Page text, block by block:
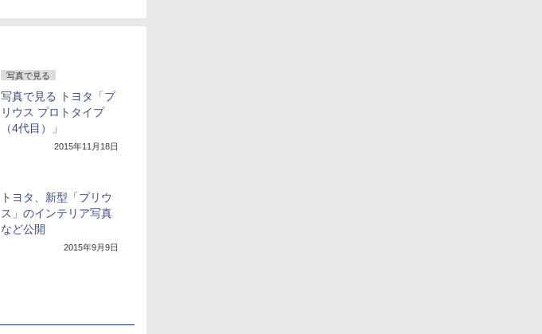
写真で見る
写真で見る トヨタ「プ
リウス プロトタイプ
（4代目）」
2015年11月18日
トヨタ、新型「プリウ
ス」のインテリア写真
など公開
2015年9月9日